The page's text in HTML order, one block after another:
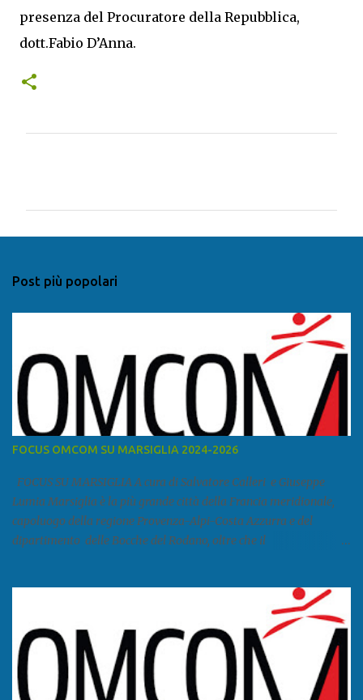
presenza del Procuratore della Repubblica,
dott.Fabio D’Anna.
i
Post più popolari
FOCUS OMCOM SU MARSIGLIA 2024-2026
FOCUS SU MARSIGLIA A cura di Salvatore Calleri e Giuseppe
Lumia Marsiglia è la più grande città della Francia meridionale,
capoluogo della regione Provenza-Alpi-Costa Azzurra e del
dipartimento delle Bocche del Rodano, oltre che il
come area metropolitana. Studiare quanto succede a Marsiglia è
molto importante per la geopolitica narcomafiosa perché
Marsiglia ha il porto in asse con la Corsica, Genova, Livorno e
Napoli e le banlieu gemellate con le periferie milanesi. Secondo il
rapporto della DCSA è uno dei principali scali del narcotraffico dal
sudamerica, in particolare Ecuador e Cile. Marsiglia è una città